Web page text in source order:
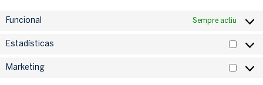
Funcional Sempre actiu
Estadísticas
Marketing